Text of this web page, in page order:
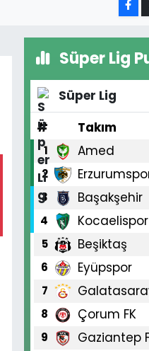
Süper Lig
Süper Lig
#
Takım
1 Amed
2
3 Başakşehir
4 Kocaelispor
5 Beşiktaş
6 Eyüpspor
7
8 Çorum FK
9 Gaziantep